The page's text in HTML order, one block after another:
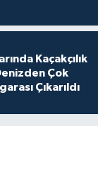
Kaçakçılık
Çok
Çıkarıldı